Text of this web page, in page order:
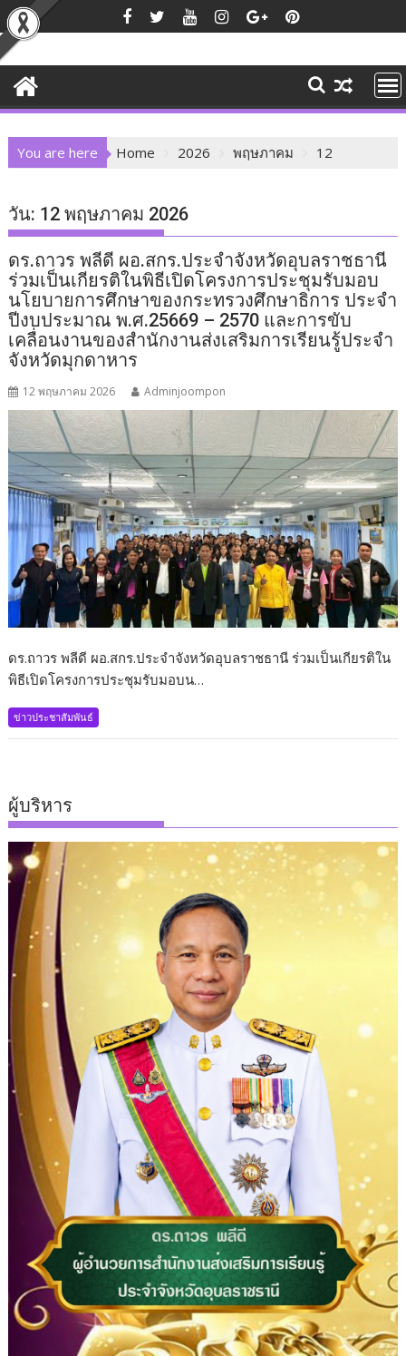
Skip
to
content
You are here Home 2026 พฤษภาคม 12
วัน: 12 พฤษภาคม 2026
ดร.ถาวร พลีดี ผอ.สกร.ประจำจังหวัดอุบลราชธานี
ร่วมเป็นเกียรติในพิธีเปิดโครงการประชุมรับมอบ
นโยบายการศึกษาของกระทรวงศึกษาธิการ ประจำ
ปีงบประมาณ พ.ศ.25669 – 2570 และการขับ
เคลื่อนงานของสำนักงานส่งเสริมการเรียนรู้ประจำ
จังหวัดมุกดาหาร
12 พฤษภาคม 2026 Adminjoompon
ดร.ถาวร พลีดี ผอ.สกร.ประจำจังหวัดอุบลราชธานี ร่วมเป็นเกียรติใน
พิธีเปิดโครงการประชุมรับมอบน…
ข่าวประชาสัมพันธ์
ผู้บริหาร